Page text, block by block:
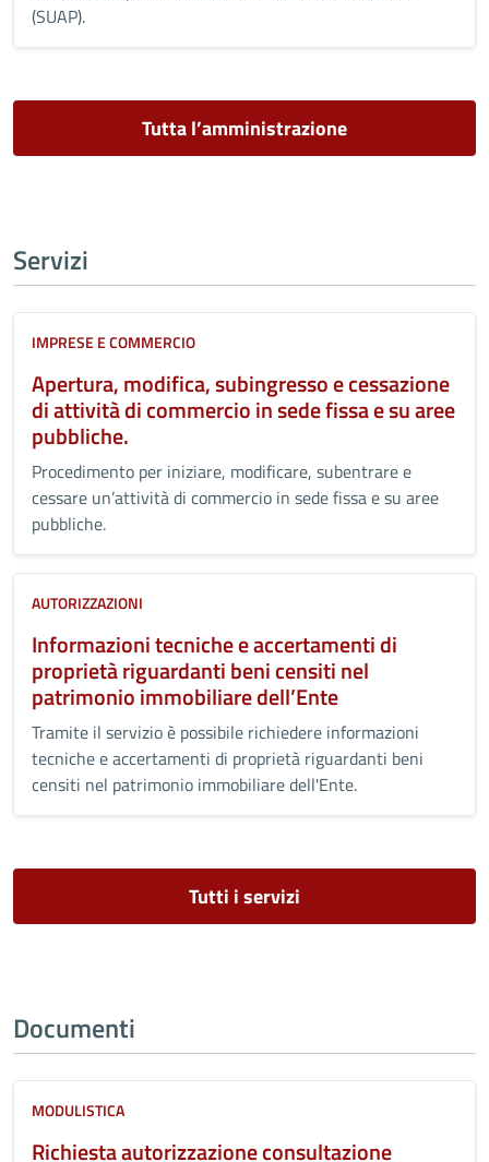
(SUAP).
Tutta l’amministrazione
Servizi
IMPRESE E COMMERCIO
Apertura, modifica, subingresso e cessazione
di attività di commercio in sede fissa e su aree
pubbliche.
Procedimento per iniziare, modificare, subentrare e
cessare un’attività di commercio in sede fissa e su aree
pubbliche.
AUTORIZZAZIONI
Informazioni tecniche e accertamenti di
proprietà riguardanti beni censiti nel
patrimonio immobiliare dell’Ente
Tramite il servizio è possibile richiedere informazioni
tecniche e accertamenti di proprietà riguardanti beni
censiti nel patrimonio immobiliare dell'Ente.
Tutti i servizi
Documenti
MODULISTICA
Richiesta autorizzazione consultazione